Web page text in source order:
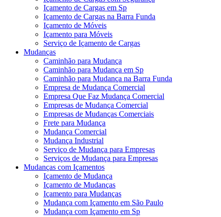
Içamento de Cargas em Sp
Içamento de Cargas na Barra Funda
Içamento de Móveis
Içamento para Móveis
Serviço de Içamento de Cargas
Mudanças
Caminhão para Mudança
Caminhão para Mudança em Sp
Caminhão para Mudança na Barra Funda
Empresa de Mudança Comercial
Empresa Que Faz Mudança Comercial
Empresas de Mudança Comercial
Empresas de Mudanças Comerciais
Frete para Mudança
Mudança Comercial
Mudança Industrial
Serviço de Mudança para Empresas
Serviços de Mudança para Empresas
Mudanças com Içamentos
Içamento de Mudança
Içamento de Mudanças
Içamento para Mudanças
Mudança com Içamento em São Paulo
Mudança com Içamento em Sp